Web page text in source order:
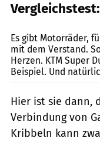
Es gibt Motorräder,
mit dem Verstand.
Herzen. KTM Super
Beispiel. Und
Hier ist sie dann,
Verbindung von
Kribbeln kann